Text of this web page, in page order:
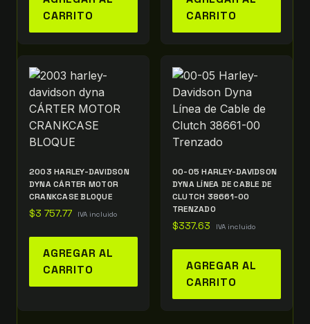
CARRITO
CARRITO
2003 HARLEY-DAVIDSON
DYNA CÁRTER MOTOR
CRANKCASE BLOQUE
$3 757.77 IVA incluido
AGREGAR AL
CARRITO
00-05 HARLEY-DAVIDSON
DYNA LÍNEA DE CABLE DE
CLUTCH 38661-00
TRENZADO
$337.63 IVA incluido
AGREGAR AL
CARRITO